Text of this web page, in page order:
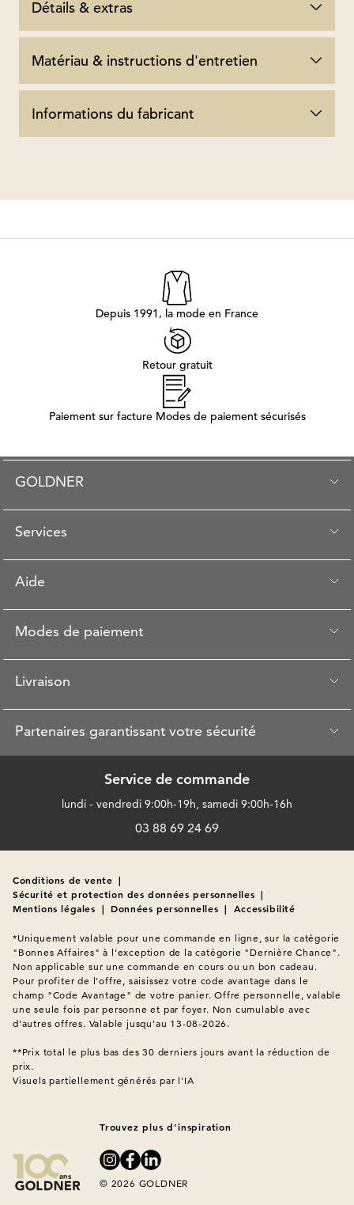
Détails & extras
Matériau & instructions d'entretien
Informations du fabricant
Depuis 1991, la mode en France
Retour gratuit
Paiement sur facture Modes de paiement sécurisés
GOLDNER
Services
Aide
Modes de paiement
Livraison
Partenaires garantissant votre sécurité
Service de commande
lundi - vendredi 9:00h-19h, samedi 9:00h-16h
03 88 69 24 69
Conditions de vente |
Sécurité et protection des données personnelles |
Mentions légales | Données personnelles | Accessibilité
*Uniquement valable pour une commande en ligne, sur la catégorie
"Bonnes Affaires" à l'exception de la catégorie "Dernière Chance".
Non applicable sur une commande en cours ou un bon cadeau.
Pour profiter de l'offre, saisissez votre code avantage dans le
champ "Code Avantage" de votre panier. Offre personnelle, valable
une seule fois par personne et par foyer. Non cumulable avec
d'autres offres. Valable jusqu'au 13-08-2026.
**Prix total le plus bas des 30 derniers jours avant la réduction de
Visuels partiellement générés par l'IA
Trouvez plus d'inspiration
© 2026 GOLDNER